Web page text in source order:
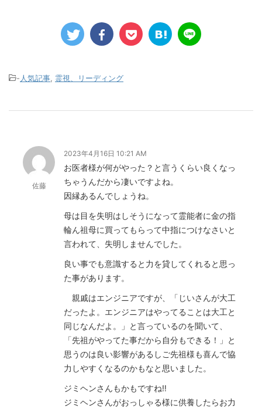
- 人気記事 霊視、リーディング
佐藤
2023年4月16日 10:21 AM
お医者様が何がやった？と言うくらい良くなっ
ちゃうんだから凄いですよね。
因縁あるんでしょうね。
母は目を失明はしそうになって霊能者に金の指
輪ん祖母に買ってもらって中指につけなさいと
言われて、失明しませんでした。
良い事でも意識すると力を貸してくれると思っ
た事があります。
親戚はエンジニアですが、「じいさんが大工
だったよ。エンジニアはやってることは大工と
同じなんだよ。」と言っているのを聞いて、
「先祖がやってた事だから自分もできる！」と
思うのは良い影響があるしご先祖様も喜んで協
力しやすくなるのかもなと思いました。
ジミヘンさんもかもですね‼︎
ジミヘンさんがおっしゃる様に供養したらお力